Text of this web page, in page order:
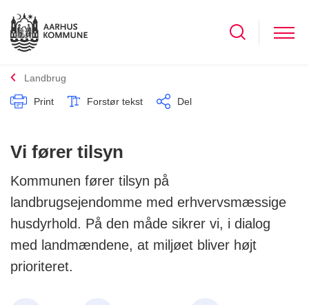
Landbrug
Print Forstør tekst Del
Vi fører tilsyn
Kommunen fører tilsyn på
landbrugsejendomme med erhvervsmæssige
husdyrhold. På den måde sikrer vi, i dialog
med landmændene, at miljøet bliver højt
prioriteret.